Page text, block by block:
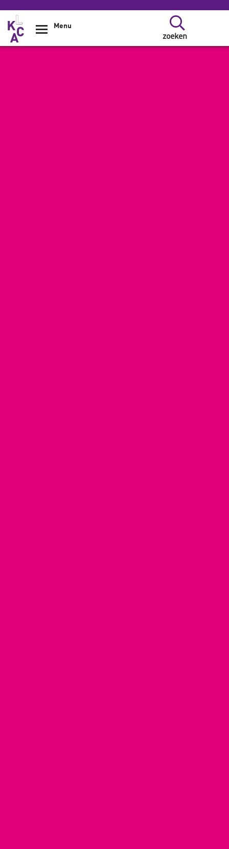
Overslaan en naar de inhoud gaan
zoeken
Menu